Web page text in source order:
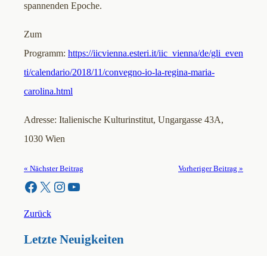
spannenden Epoche.
Zum
Programm: https://iicvienna.esteri.it/iic_vienna/de/gli_even
ti/calendario/2018/11/convegno-io-la-regina-maria-
carolina.html
Adresse: Italienische Kulturinstitut, Ungargasse 43A,
1030 Wien
« Nächster Beitrag Vorheriger Beitrag »
Facebook X Instagram YouTube
Zurück
Letzte Neuigkeiten